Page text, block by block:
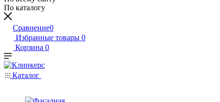
По каталогу
Сравнение0
Избранные товары 0
Корзина 0
Каталог